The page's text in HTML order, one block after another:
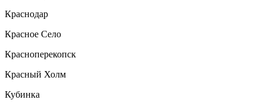
Краснодар
Красное Село
Красноперекопск
Красный Холм
Кубинка